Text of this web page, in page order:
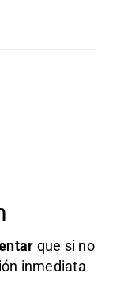
que si no
inmediata